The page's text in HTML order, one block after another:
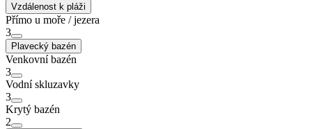
Vzdálenost k pláži
Přímo u moře / jezera
3
Plavecký bazén
Venkovní bazén
3
Vodní skluzavky
3
Krytý bazén
2